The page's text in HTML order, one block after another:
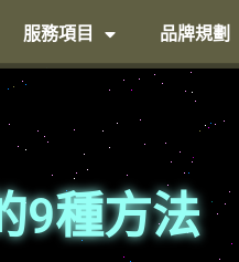
服務項目 品牌規劃
9種方法